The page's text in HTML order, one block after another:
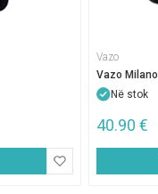
Vazo
Vazo Milano
Në stok
40.90 €